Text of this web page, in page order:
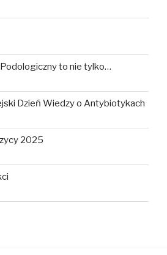
to nie tylko…
Dzień Wiedzy o Antybiotykach
2025